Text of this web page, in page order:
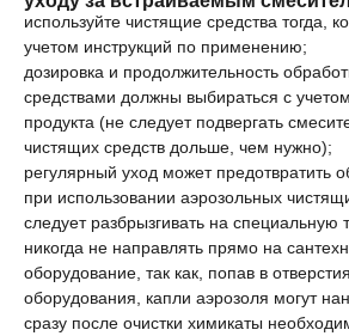
используйте чистящие средства тогда,
учетом инструкций по применению;
дозировка и продолжительность
средствами должны выбираться с
продукта (не следует подвергать
чистящих средств дольше, чем нужно);
регулярный уход может предотвратить
при использовании аэрозольных
следует разбрызгивать на специальную
никогда не направлять прямо на
оборудование, так как, попав в
оборудования, капли аэрозоля могут
сразу после очистки химикаты